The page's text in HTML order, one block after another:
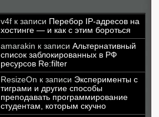
v4f к записи Перебор IP-адресов на
хостинге — и как с этим бороться
amarakin к записи Альтернативный
список заблокированных в РФ
ресурсов Re:filter
ResizeOn к записи Эксперименты с
тиграми и другие способы
преподавать программирование
студентам, которым скучно